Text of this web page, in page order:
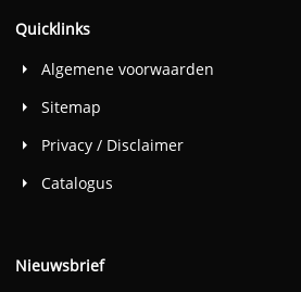
Quicklinks
Algemene voorwaarden
Sitemap
Privacy / Disclaimer
Catalogus
Nieuwsbrief